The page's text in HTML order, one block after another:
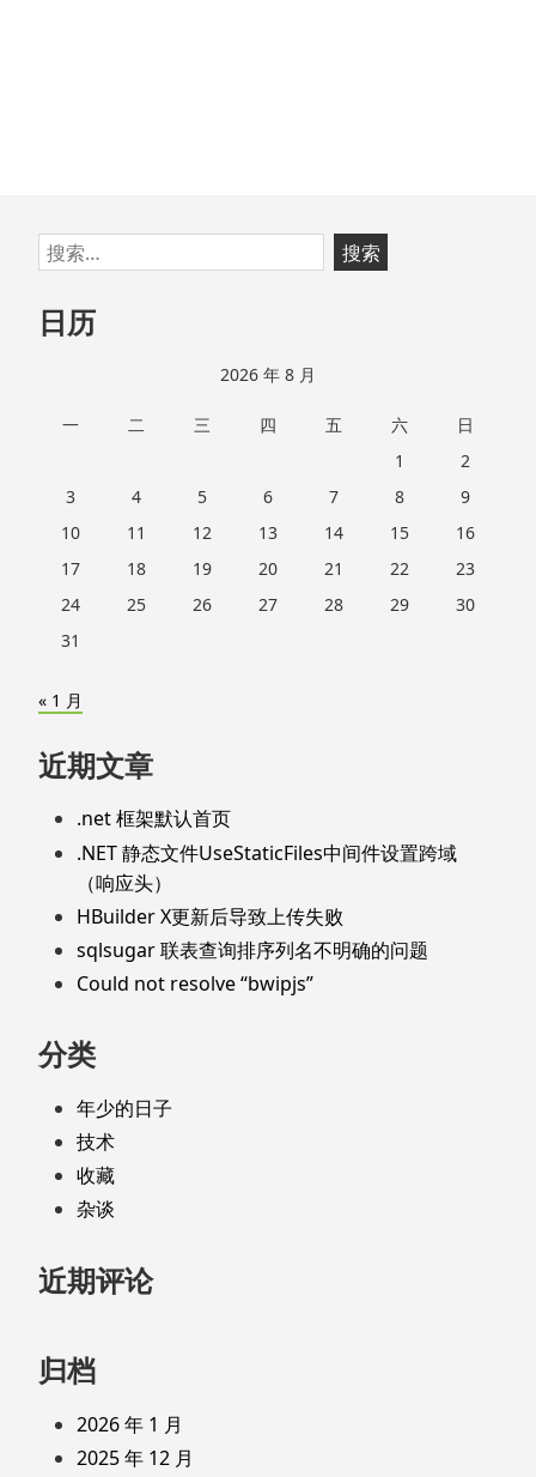
跳
至
页
脚
搜
索：
日历
2026 年 8 月
一 二 三 四 五 六
日
1
2
3
4 5 6 7 8
9
10
11 12 13 14 15
16
17
18 19 20 21 22
23
24
25 26 27 28 29
30
31
« 1 月
近期文章
.net 框架默认首页
.NET 静态文件UseStaticFiles中间件设置跨域
（响应头）
HBuilder X更新后导致上传失败
sqlsugar 联表查询排序列名不明确的问题
Could not resolve “bwipjs”
分类
年少的日子
技术
收藏
杂谈
近期评论
归档
2026 年 1 月
2025 年 12 月